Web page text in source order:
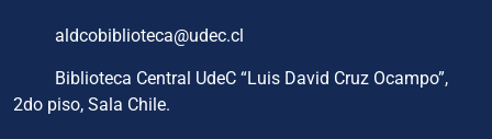
aldcobiblioteca@udec.cl
Biblioteca Central UdeC “Luis David Cruz Ocampo”,
2do piso, Sala Chile.